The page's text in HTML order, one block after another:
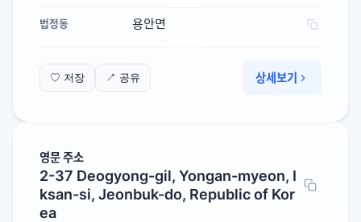
법정동 용안면
♡ 저장 ↗ 공유 상세보기
영문 주소
2-37 Deogyong-gil, Yongan-myeon, I
ksan-si, Jeonbuk-do, Republic of Kor
ea